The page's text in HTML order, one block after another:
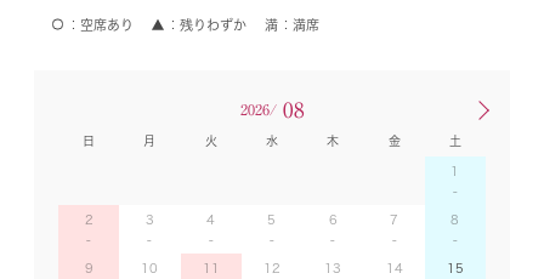
空席あり 残りわずか 満席
2026/ 08
日 月 火 水 木 金 土
1
2 3 4 5 6 7 8
9 10 11 12 13 14 15